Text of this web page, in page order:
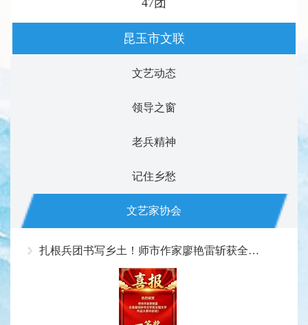
47团
昆玉市文联
文艺动态
领导之窗
老兵精神
记住乡愁
文艺家协会
扎根兵团书写乡土！师市作家廖艳雷斩获全国赛事一等奖